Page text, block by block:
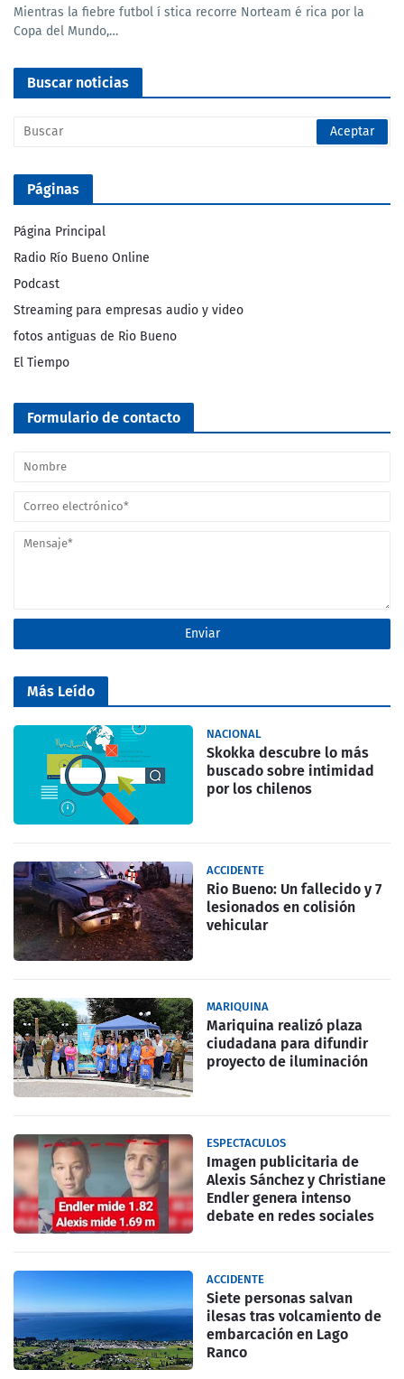
Mientras la fiebre futbol í stica recorre Norteam é rica por la
Copa del Mundo,…
Buscar noticias
Páginas
Página Principal
Radio Río Bueno Online
Podcast
Streaming para empresas audio y video
fotos antiguas de Rio Bueno
El Tiempo
Formulario de contacto
Más Leído
NACIONAL
Skokka descubre lo más
buscado sobre intimidad
por los chilenos
ACCIDENTE
Rio Bueno: Un fallecido y 7
lesionados en colisión
vehicular
MARIQUINA
Mariquina realizó plaza
ciudadana para difundir
proyecto de iluminación
ESPECTACULOS
Imagen publicitaria de
Alexis Sánchez y Christiane
Endler genera intenso
debate en redes sociales
ACCIDENTE
Siete personas salvan
ilesas tras volcamiento de
embarcación en Lago
Ranco